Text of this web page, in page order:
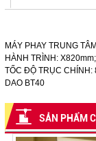
MÁY PHAY TRUNG
HÀNH TRÌNH:
TỐC ĐỘ TRỤC CHÍNH:
DAO BT40
SẢN PHẨM